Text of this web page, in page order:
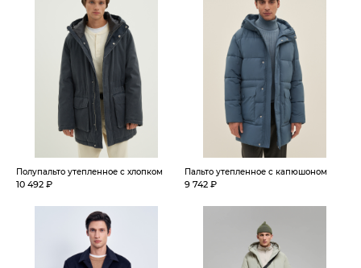
Полупальто утепленное с хлопком
10 492 ₽
Пальто утепленное с капюшоном
9 742 ₽